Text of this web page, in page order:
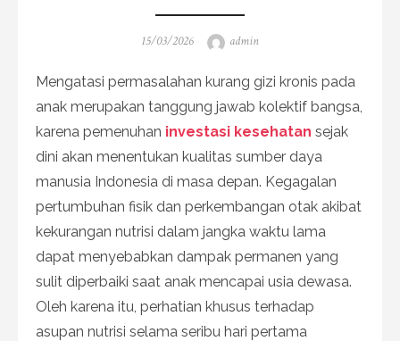
Posted
15/03/2026 Author
admin
Mengatasi permasalahan kurang gizi kronis pada
anak merupakan tanggung jawab kolektif bangsa,
karena pemenuhan investasi kesehatan sejak
dini akan menentukan kualitas sumber daya
manusia Indonesia di masa depan. Kegagalan
pertumbuhan fisik dan perkembangan otak akibat
kekurangan nutrisi dalam jangka waktu lama
dapat menyebabkan dampak permanen yang
sulit diperbaiki saat anak mencapai usia dewasa.
Oleh karena itu, perhatian khusus terhadap
asupan nutrisi selama seribu hari pertama